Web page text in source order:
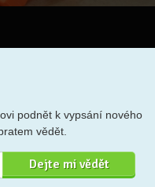
podnět k vypsání nového
vědět.